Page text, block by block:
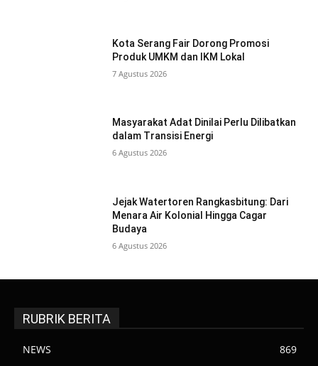
Kota Serang Fair Dorong Promosi
Produk UMKM dan IKM Lokal
7 Agustus 2026
Masyarakat Adat Dinilai Perlu Dilibatkan
dalam Transisi Energi
6 Agustus 2026
Jejak Watertoren Rangkasbitung: Dari
Menara Air Kolonial Hingga Cagar
Budaya
6 Agustus 2026
RUBRIK BERITA
NEWS
869